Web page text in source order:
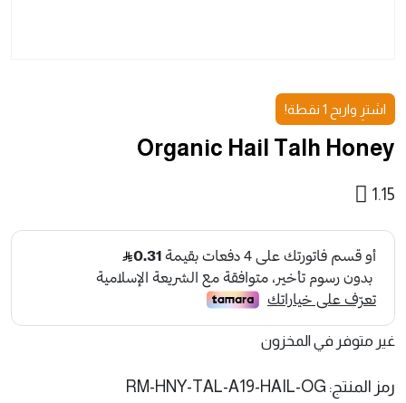
اشترِ واربح 1 نقطة!
Organic Hail Talh Honey
1.15
غير متوفر في المخزون
رمز المنتج:RM-HNY-TAL-A19-HAIL-OG